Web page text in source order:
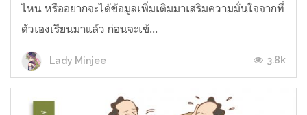
ไหน หรืออยากจะได้ข้อมูลเพิ่มเติมมาเสริมความมั่นใจจากที่
ตัวเองเรียนมาแล้ว ก่อนจะเข้...
Lady Minjee 3.8k